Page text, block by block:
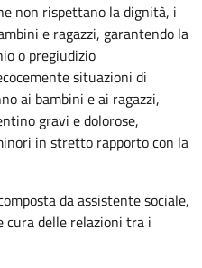
non rispettano la dignità, i
e ragazzi, garantendo la
o pregiudizio
situazioni di
ai bambini e ai ragazzi,
gravi e dolorose,
in stretto rapporto con la
da assistente sociale,
cura delle relazioni tra i